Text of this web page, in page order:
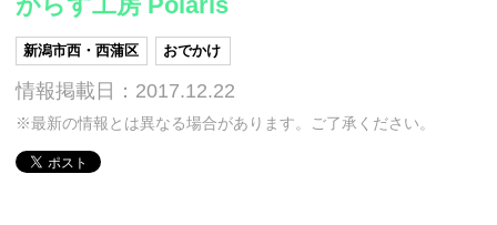
新潟市西・西蒲区 おでかけ
情報掲載日：2017.12.22
※最新の情報とは異なる場合があります。ご了承ください。